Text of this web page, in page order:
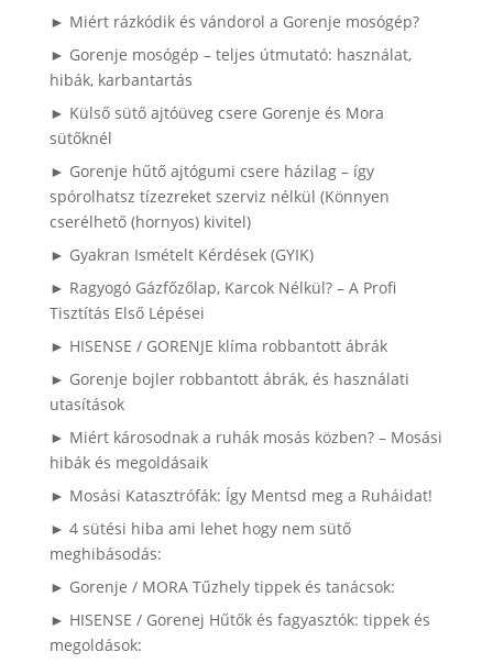
► Miért rázkódik és vándorol a Gorenje mosógép?
► Gorenje mosógép – teljes útmutató: használat,
hibák, karbantartás
► Külső sütő ajtóüveg csere Gorenje és Mora
sütőknél
► Gorenje hűtő ajtógumi csere házilag – így
spórolhatsz tízezreket szerviz nélkül (Könnyen
cserélhető (hornyos) kivitel)
► Gyakran Ismételt Kérdések (GYIK)
► Ragyogó Gázfőzőlap, Karcok Nélkül? – A Profi
Tisztítás Első Lépései
► HISENSE / GORENJE klíma robbantott ábrák
► Gorenje bojler robbantott ábrák, és használati
utasítások
► Miért károsodnak a ruhák mosás közben? – Mosási
hibák és megoldásaik
► Mosási Katasztrófák: Így Mentsd meg a Ruháidat!
► 4 sütési hiba ami lehet hogy nem sütő
meghibásodás:
► Gorenje / MORA Tűzhely tippek és tanácsok:
► HISENSE / Gorenej Hűtők és fagyasztók: tippek és
megoldások: